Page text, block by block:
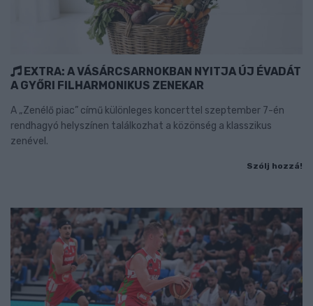
EXTRA: A VÁSÁRCSARNOKBAN NYITJA ÚJ ÉVADÁT
A GYŐRI FILHARMONIKUS ZENEKAR
A „Zenélő piac” című különleges koncerttel szeptember 7-én
rendhagyó helyszínen találkozhat a közönség a klasszikus
zenével.
Szólj hozzá!